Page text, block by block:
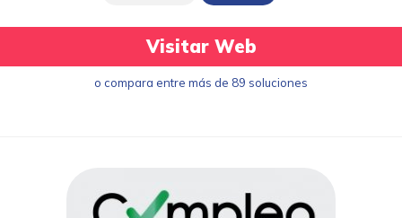
Visitar Web
o compara entre más de 89 soluciones